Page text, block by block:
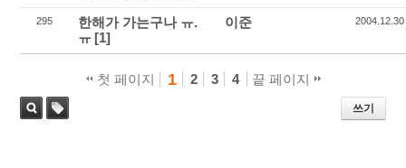
295
한해가 가는구나 ㅠ.
ㅠ [1]
이준 2004.12.30
첫 페이지 1 2 3 4 끝 페이지
쓰기